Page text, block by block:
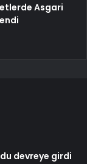
Asgari
devreye girdi